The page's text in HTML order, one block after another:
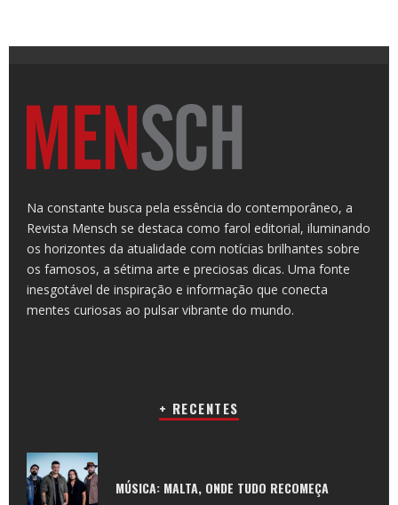
Na constante busca pela essência do contemporâneo, a
Revista Mensch se destaca como farol editorial, iluminando
os horizontes da atualidade com notícias brilhantes sobre
os famosos, a sétima arte e preciosas dicas. Uma fonte
inesgotável de inspiração e informação que conecta
mentes curiosas ao pulsar vibrante do mundo.
+ RECENTES
MÚSICA: MALTA, ONDE TUDO RECOMEÇA